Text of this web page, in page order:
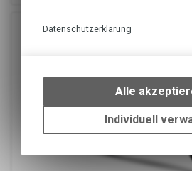
Datenschutzerklärung
bestimmte
Einstellungen
um die
Funktionen
des
Alle
Individuell